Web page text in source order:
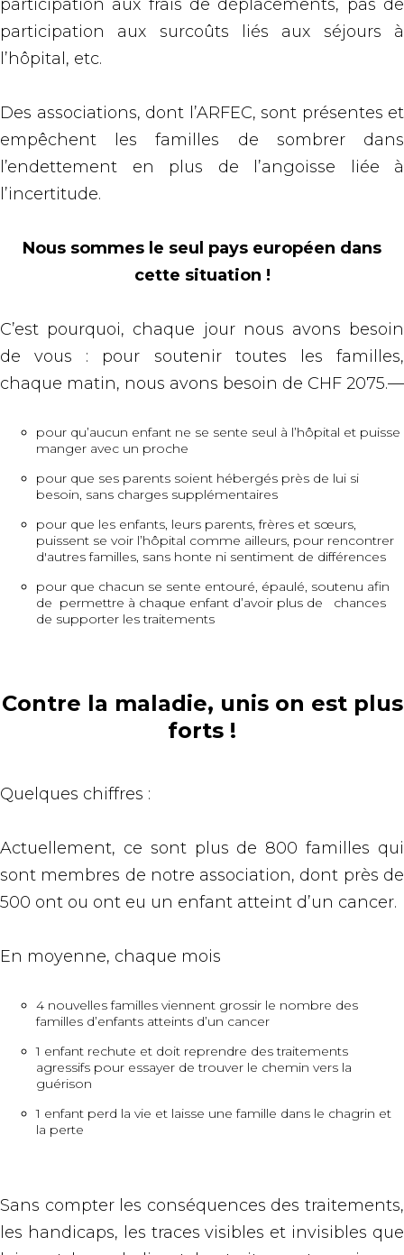
participation aux frais de déplacements, pas de
participation aux surcoûts liés aux séjours à
l’hôpital, etc.
Des associations, dont l’ARFEC, sont présentes et
empêchent les familles de sombrer dans
l’endettement en plus de l’angoisse liée à
l’incertitude.
Nous sommes le seul pays européen dans
cette situation !
C’est pourquoi, chaque jour nous avons besoin
de vous : pour soutenir toutes les familles,
chaque matin, nous avons besoin de CHF 2075.—
pour qu’aucun enfant ne se sente seul à l’hôpital et puisse
manger avec un proche
pour que ses parents soient hébergés près de lui si
besoin, sans charges supplémentaires
pour que les enfants, leurs parents, frères et sœurs,
puissent se voir l’hôpital comme ailleurs, pour rencontrer
d'autres familles, sans honte ni sentiment de différences
pour que chacun se sente entouré, épaulé, soutenu afin
de permettre à chaque enfant d’avoir plus de chances
de supporter les traitements
Contre la maladie, unis on est plus
forts !
Quelques chiffres :
Actuellement, ce sont plus de 800 familles qui
sont membres de notre association, dont près de
500 ont ou ont eu un enfant atteint d’un cancer.
En moyenne, chaque mois
4 nouvelles familles viennent grossir le nombre des
familles d’enfants atteints d’un cancer
1 enfant rechute et doit reprendre des traitements
agressifs pour essayer de trouver le chemin vers la
guérison
1 enfant perd la vie et laisse une famille dans le chagrin et
la perte
Sans compter les conséquences des traitements,
les handicaps, les traces visibles et invisibles que